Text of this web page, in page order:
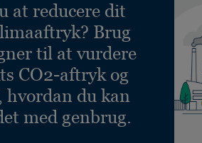
at reducere dit
Brug
til at vurdere
CO2-aftryk og
hvordan du kan
med genbrug.